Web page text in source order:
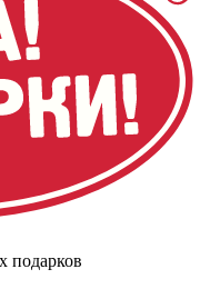
подарков